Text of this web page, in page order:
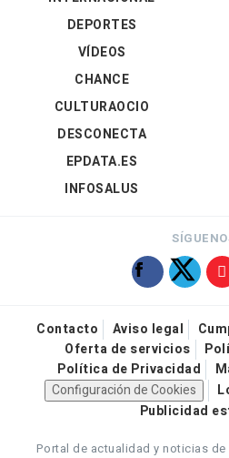
DEPORTES
VÍDEOS
CHANCE
CULTURAOCIO
DESCONECTA
EPDATA.ES
INFOSALUS
Contacto Aviso legal
Oferta de servicios
Política de Privacidad
Configuración de Cookies
Publicidad
Portal de actualidad y noticias